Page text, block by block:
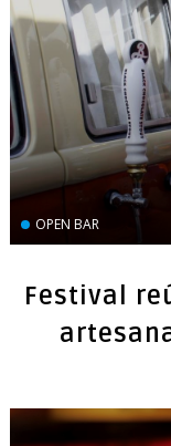
OPEN BAR
Festival